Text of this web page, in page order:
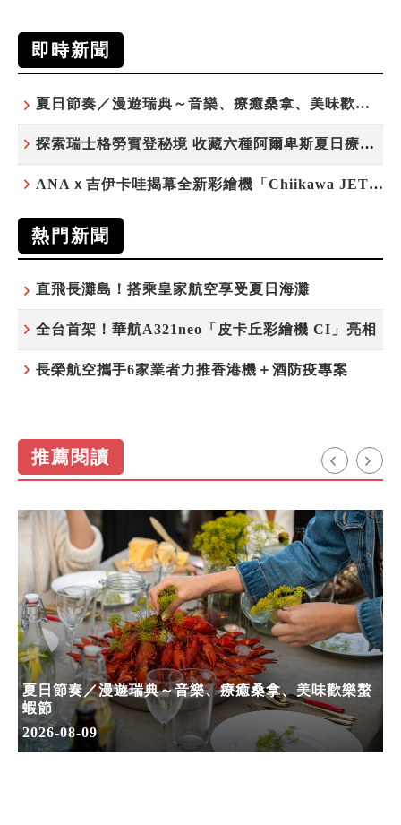
即時新聞
夏日節奏／漫遊瑞典～音樂、療癒桑拿、美味歡樂螯蝦節
探索瑞士格勞賓登秘境 收藏六種阿爾卑斯夏日療癒之旅
ANAｘ吉伊卡哇揭幕全新彩繪機「Chiikawa JET」
熱門新聞
直飛長灘島！搭乘皇家航空享受夏日海灘
全台首架！華航A321neo「皮卡丘彩繪機 CI」亮相
長榮航空攜手6家業者力推香港機＋酒防疫專案
推薦閱讀
夏日節奏／漫遊瑞典～音樂、療癒桑拿、美味歡樂螯
蝦節
2026-08-09